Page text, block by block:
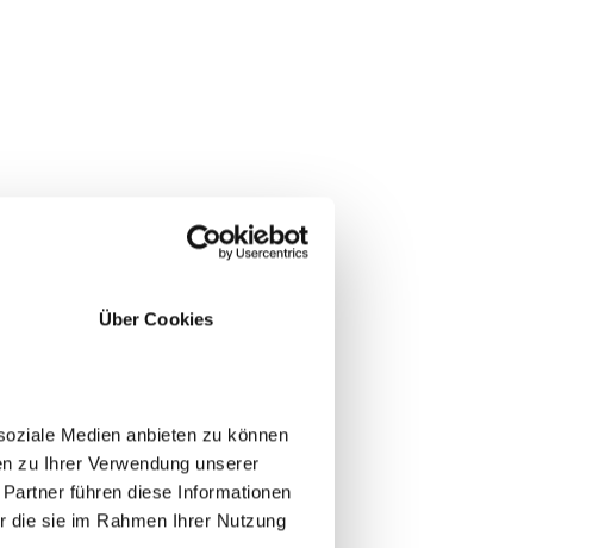
Über Cookies
Medien anbieten zu können
zu Ihrer Verwendung unserer
führen diese Informationen
die sie im Rahmen Ihrer Nutzung